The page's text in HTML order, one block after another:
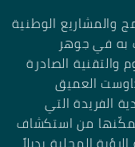
والمشاريع الوطنية
به في جوهر
والتقنية الصادرة
العميق
الفريدة التي
من استكشاف